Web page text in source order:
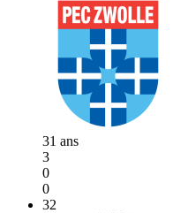
31 ans
3
0
0
32